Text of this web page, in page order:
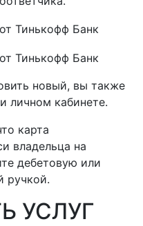
новый, вы также
личном кабинете.
карта
владельца на
дебетовую или
ручкой.
УСЛУГ